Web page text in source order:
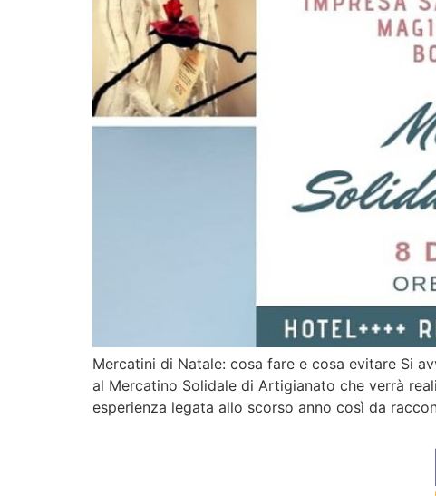
Mercatini di Natale: cosa fare e cosa evitare Si
al Mercatino Solidale di Artigianato che verrà
esperienza legata allo scorso anno così da